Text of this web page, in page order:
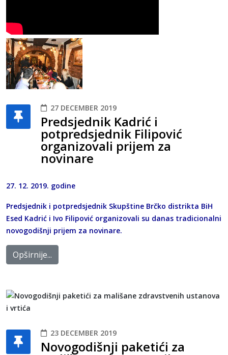
27 DECEMBER 2019
Predsjednik Kadrić i
potpredsjednik Filipović
organizovali prijem za
novinare
27. 12. 2019. godine
Predsjednik i potpredsjednik Skupštine Brčko distrikta BiH
Esed Kadrić i Ivo Filipović organizovali su danas tradicionalni
novogodišnji prijem za novinare.
Opširnije...
23 DECEMBER 2019
Novogodišnji paketići za